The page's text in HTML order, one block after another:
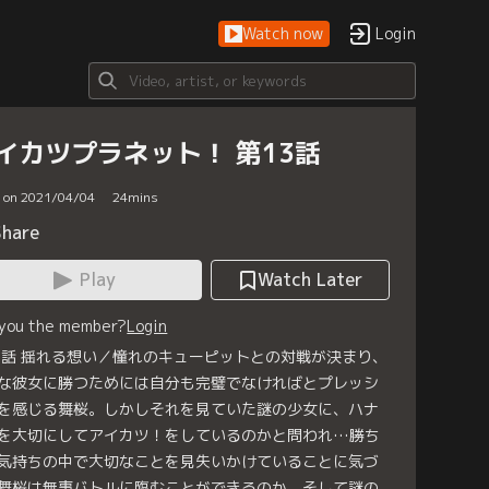
Watch now Login
カツプラネット！ 第13話
on 2021/04/04 24mins
Play
Watch Later
the member?Login
揺れる想い／憧れのキューピットとの対戦が決まり、
彼女に勝つためには自分も完璧でなければとプレッシ
感じる舞桜。しかしそれを見ていた謎の少女に、ハナ
大切にしてアイカツ！をしているのかと問われ…勝ち
持ちの中で大切なことを見失いかけていることに気づ